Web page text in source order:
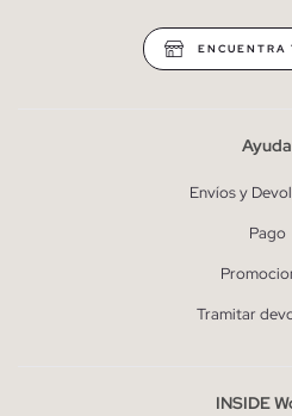
ENCUENTRA
Ayuda
Envíos y
Pago
Tramitar
INSIDE